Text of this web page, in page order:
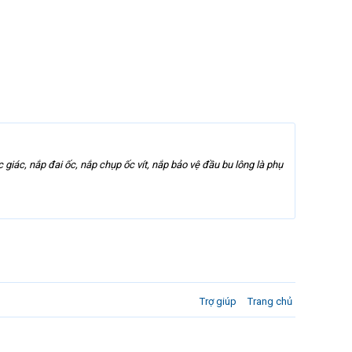
nắp đai ốc, nắp chụp ốc vít, nắp bảo vệ đầu bu lông là phụ
Trợ giúp Trang chủ